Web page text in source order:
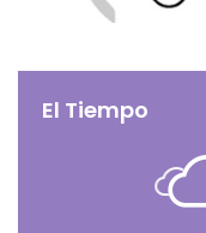
El Tiempo